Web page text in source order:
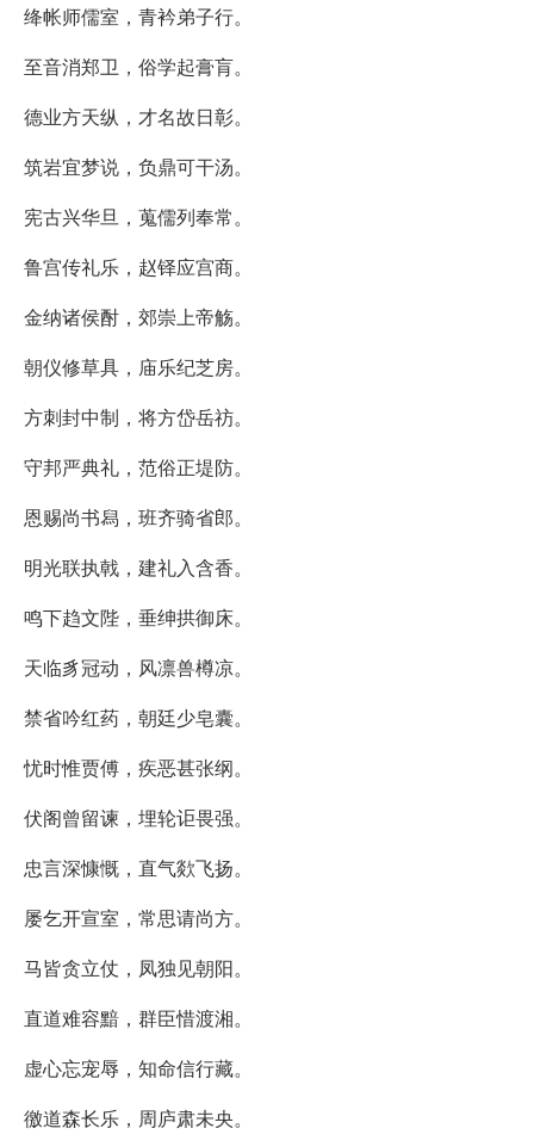
绛帐师儒室，青衿弟子行。
至音消郑卫，俗学起膏肓。
德业方天纵，才名故日彰。
筑岩宜梦说，负鼎可干汤。
宪古兴华旦，蒐儒列奉常。
鲁宫传礼乐，赵铎应宫商。
金纳诸侯酎，郊崇上帝觞。
朝仪修草具，庙乐纪芝房。
方刺封中制，将方岱岳祊。
守邦严典礼，范俗正堤防。
恩赐尚书舄，班齐骑省郎。
明光联执戟，建礼入含香。
鸣下趋文陛，垂绅拱御床。
天临豸冠动，风凛兽樽凉。
禁省吟红药，朝廷少皂囊。
忧时惟贾傅，疾恶甚张纲。
伏阁曾留谏，埋轮讵畏强。
忠言深慷慨，直气欻飞扬。
屡乞开宣室，常思请尚方。
马皆贪立仗，凤独见朝阳。
直道难容黯，群臣惜渡湘。
虚心忘宠辱，知命信行藏。
徼道森长乐，周庐肃未央。